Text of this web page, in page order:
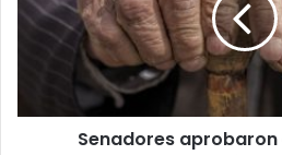
Senadores